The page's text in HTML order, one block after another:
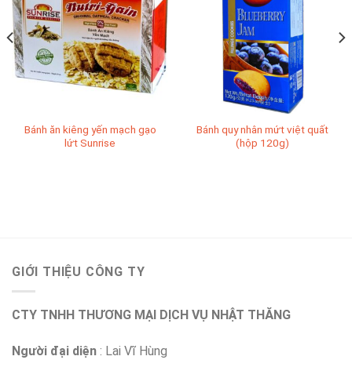
Bánh ăn kiêng yến mạch gạo
lứt Sunrise
Bánh quy nhân mứt việt quất
(hộp 120g)
GIỚI THIỆU CÔNG TY
CTY TNHH THƯƠNG MẠI DỊCH VỤ NHẬT THĂNG
Người đại diện : Lai Vĩ Hùng